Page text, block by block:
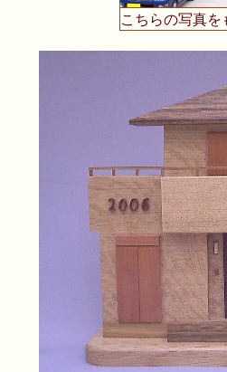
こちらの写真